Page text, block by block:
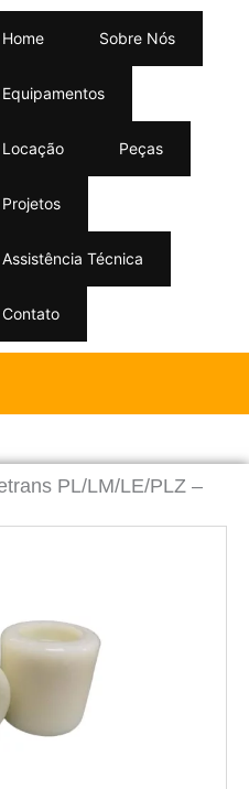
Home Sobre Nós
Equipamentos
Locação Peças
Projetos
Assistência Técnica
Contato
PL/LM/LE/PLZ –